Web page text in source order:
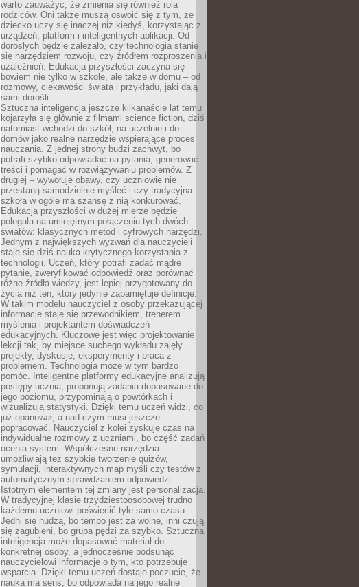
warto zauważyć, że zmienia się również rola
rodziców. Oni także muszą oswoić się z tym, że
dziecko uczy się inaczej niż kiedyś, korzystając z
urządzeń, platform i inteligentnych aplikacji. Od
dorosłych będzie zależało, czy technologia stanie
się narzędziem rozwoju, czy źródłem rozproszenia i
uzależnień. Edukacja przyszłości zaczyna się
bowiem nie tylko w szkole, ale także w domu – od
rozmowy, ciekawości świata i przykładu, jaki dają
sami dorośli.
Sztuczna inteligencja jeszcze kilkanaście lat temu
kojarzyła się głównie z filmami science fiction, dziś
natomiast wchodzi do szkół, na uczelnie i do
domów jako realne narzędzie wspierające proces
nauczania. Z jednej strony budzi zachwyt, bo
potrafi szybko odpowiadać na pytania, generować
treści i pomagać w rozwiązywaniu problemów. Z
drugiej – wywołuje obawy, czy uczniowie nie
przestaną samodzielnie myśleć i czy tradycyjna
szkoła w ogóle ma szansę z nią konkurować.
Edukacja przyszłości w dużej mierze będzie
polegała na umiejętnym połączeniu tych dwóch
światów: klasycznych metod i cyfrowych narzędzi.
Jednym z największych wyzwań dla nauczycieli
staje się dziś nauka krytycznego korzystania z
technologii. Uczeń, który potrafi zadać mądre
pytanie, zweryfikować odpowiedź oraz porównać
różne źródła wiedzy, jest lepiej przygotowany do
życia niż ten, który jedynie zapamiętuje definicje.
W takim modelu nauczyciel z osoby przekazującej
informacje staje się przewodnikiem, trenerem
myślenia i projektantem doświadczeń
edukacyjnych. Kluczowe jest więc projektowanie
lekcji tak, by miejsce suchego wykładu zajęły
projekty, dyskusje, eksperymenty i praca z
problemem. Technologia może w tym bardzo
pomóc. Inteligentne platformy edukacyjne analizują
postępy ucznia, proponują zadania dopasowane do
jego poziomu, przypominają o powtórkach i
wizualizują statystyki. Dzięki temu uczeń widzi, co
już opanował, a nad czym musi jeszcze
popracować. Nauczyciel z kolei zyskuje czas na
indywidualne rozmowy z uczniami, bo część zadań
ocenia system. Współczesne narzędzia
umożliwiają też szybkie tworzenie quizów,
symulacji, interaktywnych map myśli czy testów z
automatycznym sprawdzaniem odpowiedzi.
Istotnym elementem tej zmiany jest personalizacja.
W tradycyjnej klasie trzydziestoosobowej trudno
każdemu uczniowi poświęcić tyle samo czasu.
Jedni się nudzą, bo tempo jest za wolne, inni czują
się zagubieni, bo grupa pędzi za szybko. Sztuczna
inteligencja może dopasować materiał do
konkretnej osoby, a jednocześnie podsunąć
nauczycielowi informacje o tym, kto potrzebuje
wsparcia. Dzięki temu uczeń dostaje poczucie, że
nauka ma sens, bo odpowiada na jego realne